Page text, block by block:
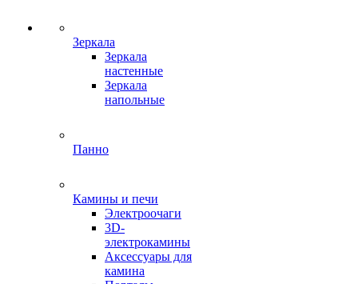
Зеркала
Зеркала
настенные
Зеркала
напольные
Панно
Камины и печи
Электроочаги
3D-
электрокамины
Аксессуары для
камина